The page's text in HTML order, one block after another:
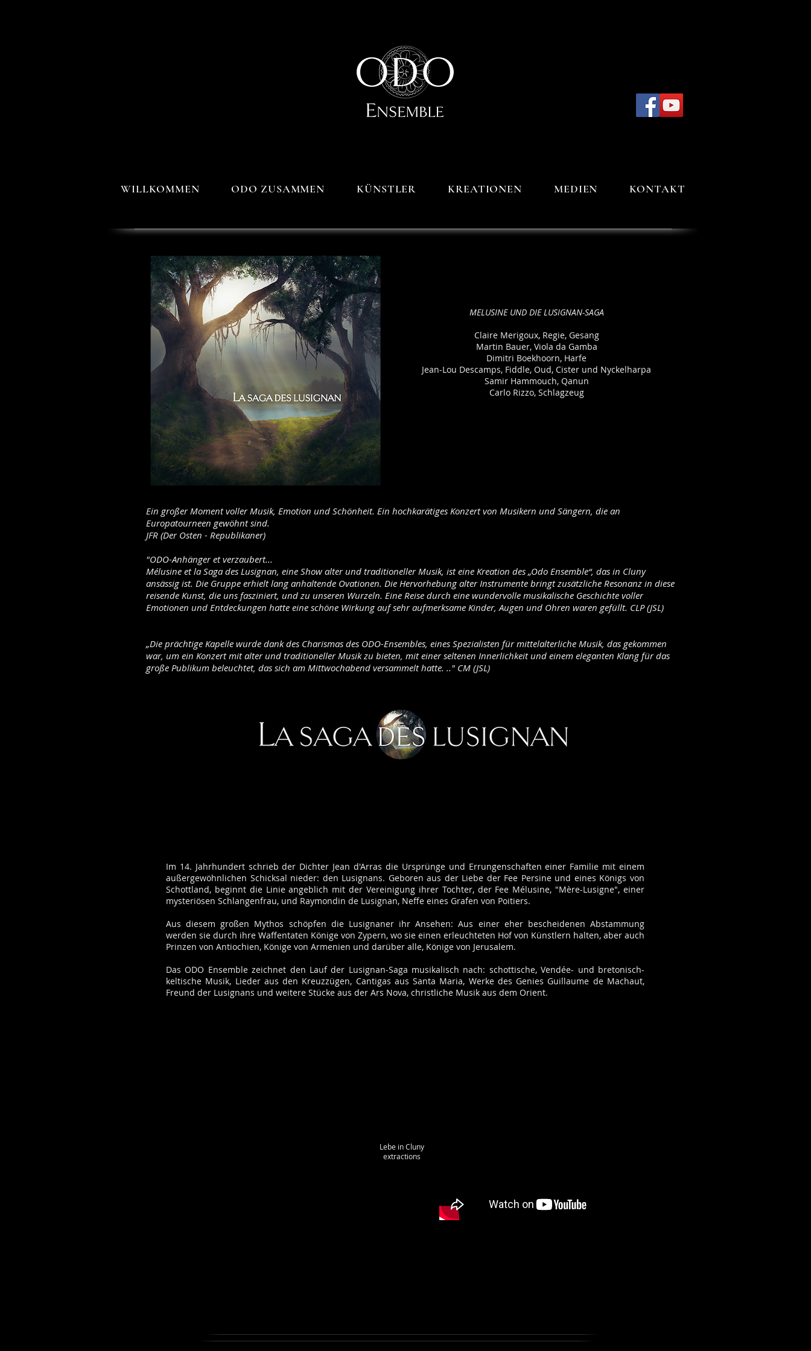
WILLKOMMEN ODO ZUSAMMEN KÜNSTLER KREATIONEN MEDIEN KONTAKT
MELUSINE UND DIE LUSIGNAN-SAGA
Claire Merigoux, Regie, Gesang
Martin Bauer, Viola da Gamba
Dimitri Boekhoorn, Harfe
Jean-Lou Descamps, Fiddle, Oud, Cister und Nyckelharpa
Samir Hammouch, Qanun
Carlo Rizzo, Schlagzeug
Ein großer Moment voller Musik, Emotion und Schönheit. Ein hochkarätiges Konzert von Musikern und Sängern, die an
Europatourneen gewöhnt sind.
JFR (Der Osten - Republikaner)
"ODO-Anhänger etverzaubert...
Mélusine et la Saga des Lusignan, eine Show alter und traditioneller Musik, ist eine Kreation des „Odo Ensemble“, das in Cluny
ansässig ist. Die Gruppe erhielt lang anhaltende Ovationen. Die Hervorhebung alter Instrumente bringt zusätzliche Resonanz in diese
reisende Kunst, die uns fasziniert, und zu unseren Wurzeln. Eine Reise durch eine wundervolle musikalische Geschichte voller
Emotionen und Entdeckungen hatte eine schöne Wirkung auf sehr aufmerksame Kinder, Augen und Ohren waren gefüllt. CLP (JSL)
„Die prächtige Kapelle wurde dank des Charismas des ODO-Ensembles, eines Spezialisten für mittelalterliche Musik, das gekommen
war, um ein Konzert mit alter und traditioneller Musik zu bieten, mit einer seltenen Innerlichkeit und einem eleganten Klang für das
große Publikum beleuchtet, das sich am Mittwochabend versammelt hatte. .." CM (JSL)
Im 14. Jahrhundert schrieb der Dichter Jean d'Arras die Ursprünge und Errungenschaften einer Familie mit einem
außergewöhnlichen Schicksal nieder: den Lusignans. Geboren aus der Liebe der Fee Persine und eines Königs von
Schottland, beginnt die Linie angeblich mit der Vereinigung ihrer Tochter, der Fee Mélusine, "Mère-Lusigne", einer
mysteriösen Schlangenfrau, und Raymondin de Lusignan, Neffe eines Grafen von Poitiers.
Aus diesem großen Mythos schöpfen die Lusignaner ihr Ansehen: Aus einer eher bescheidenen Abstammung
werden sie durch ihre Waffentaten Könige von Zypern, wo sie einen erleuchteten Hof von Künstlern halten, aber auch
Prinzen von Antiochien, Könige von Armenien und darüber alle, Könige von Jerusalem.
Das ODO Ensemble zeichnet den Lauf der Lusignan-Saga musikalisch nach: schottische, Vendée- und bretonisch-
keltische Musik, Lieder aus den Kreuzzügen, Cantigas aus Santa Maria, Werke des Genies Guillaume de Machaut,
Freund der Lusignans und weitere Stücke aus der Ars Nova, christliche Musik aus dem Orient.
Lebe in Cluny
extractions